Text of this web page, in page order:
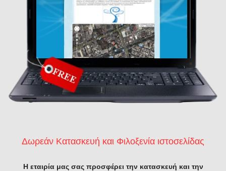
Δωρεάν Κατασκευή και Φιλοξενία ιστοσελίδας
Η εταιρία μας σας προσφέρει την κατασκευή και την